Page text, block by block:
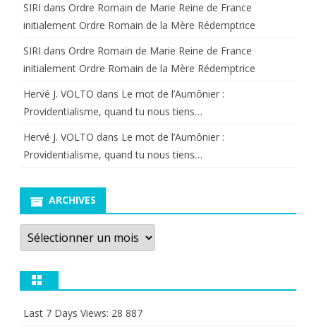
SIRI dans Ordre Romain de Marie Reine de France
initialement Ordre Romain de la Mère Rédemptrice
SIRI dans Ordre Romain de Marie Reine de France
initialement Ordre Romain de la Mère Rédemptrice
Hervé J. VOLTO dans Le mot de l’Aumônier :
Providentialisme, quand tu nous tiens…
Hervé J. VOLTO dans Le mot de l’Aumônier :
Providentialisme, quand tu nous tiens…
ARCHIVES
Archives
Last 7 Days Views: 28 887